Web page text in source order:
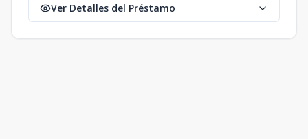
Ver Detalles del Préstamo